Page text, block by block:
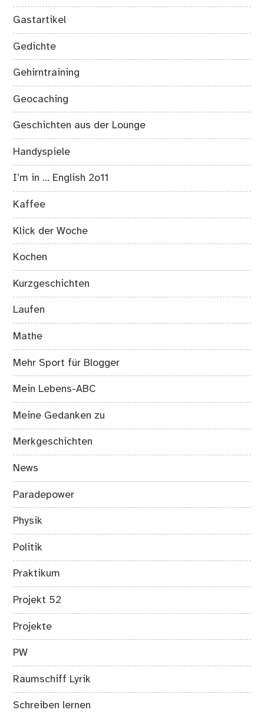
Gastartikel
Gedichte
Gehirntraining
Geocaching
Geschichten aus der Lounge
Handyspiele
I’m in … English 2o11
Kaffee
Klick der Woche
Kochen
Kurzgeschichten
Laufen
Mathe
Mehr Sport für Blogger
Mein Lebens-ABC
Meine Gedanken zu
Merkgeschichten
News
Paradepower
Physik
Politik
Praktikum
Projekt 52
Projekte
PW
Raumschiff Lyrik
Schreiben lernen